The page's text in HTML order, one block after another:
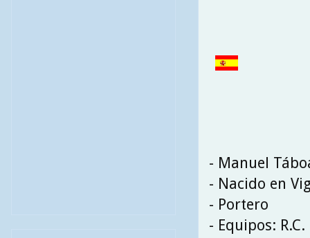
- Manuel
- Nacido en
- Portero
- Equipos: